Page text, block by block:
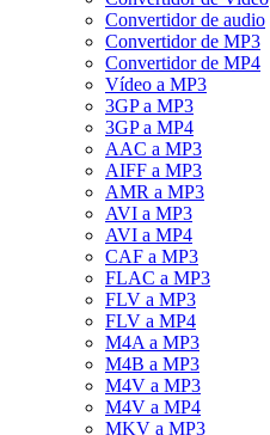
Convertidor de audio
Convertidor de MP3
Convertidor de MP4
Vídeo a MP3
3GP a MP3
3GP a MP4
AAC a MP3
AIFF a MP3
AMR a MP3
AVI a MP3
AVI a MP4
CAF a MP3
FLAC a MP3
FLV a MP3
FLV a MP4
M4A a MP3
M4B a MP3
M4V a MP3
M4V a MP4
MKV a MP3